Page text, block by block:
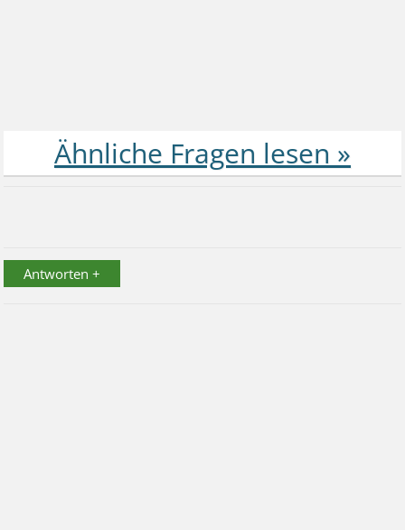
Antworten +